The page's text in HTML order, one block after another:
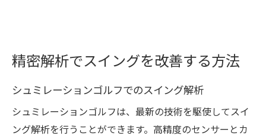
精密解析でスイングを改善する方法
シュミレーションゴルフでのスイング解析
シュミレーションゴルフは、最新の技術を駆使してスイ
ング解析を行うことができます。高精度のセンサーとカ